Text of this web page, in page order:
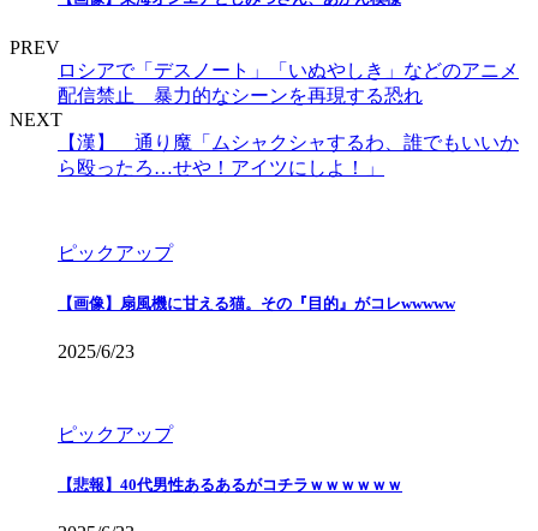
PREV
ロシアで「デスノート」「いぬやしき」などのアニメ
配信禁止 暴力的なシーンを再現する恐れ
NEXT
【漢】 通り魔「ムシャクシャするわ、誰でもいいか
ら殴ったろ…せや！アイツにしよ！」
ピックアップ
【画像】扇風機に甘える猫。その『目的』がコレwwwww
2025/6/23
ピックアップ
【悲報】40代男性あるあるがコチラｗｗｗｗｗｗ